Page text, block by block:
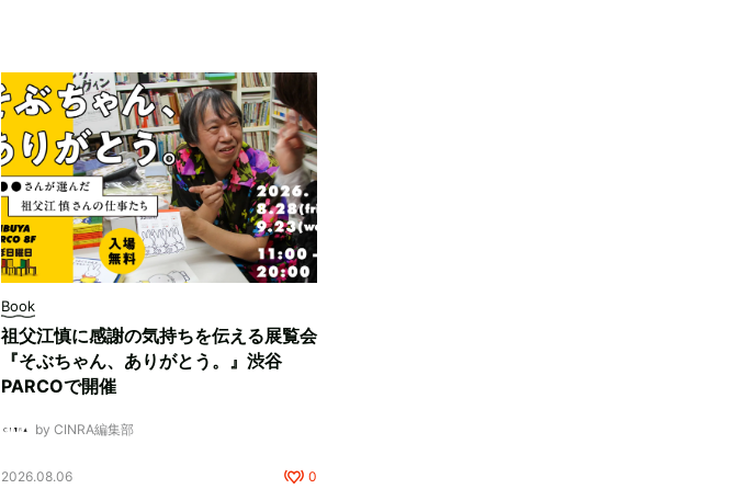
Book
祖父江慎に感謝の気持ちを伝える展覧会
『そぶちゃん、ありがとう。』渋谷
PARCOで開催
by CINRA編集部
2026.08.06 0